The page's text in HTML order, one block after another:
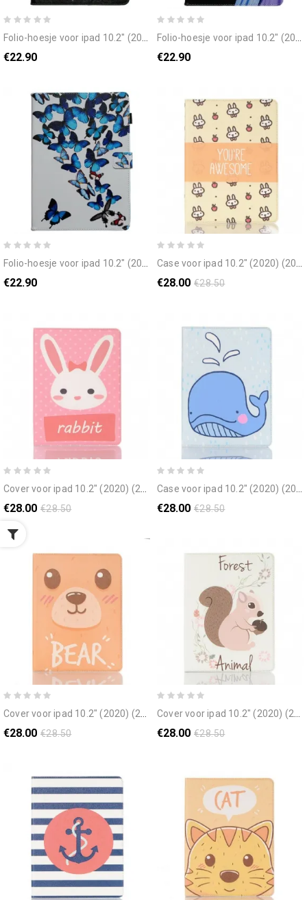
folio-hoesje voor ipad 10.2" (2020) (2019) / air 10.5" / pro 10.5" raak mijn pad niet aan
€22.90
folio-hoesje voor ipad 10.2" (2020) (2019) / air 10.5" / pro 10.5" bloemkleur
€22.90
folio-hoesje voor ipad 10.2" (2020) (2019) / air 10.5" / pro 10.5" vlinders tijdens de vlucht
€22.90
case voor ipad 10.2" (2020) (2019) / air 10.5" / pro 10.5" je bent geweldig
€28.00 €28.50
cover voor ipad 10.2" (2020) (2019) / air 10.5" / pro 10.5" konijn
€28.00 €28.50
case voor ipad 10.2" (2020) (2019) / air 10.5" / pro 10.5" walvis
€28.00 €28.50
cover voor ipad 10.2" (2020) (2019) / air 10.5" / pro 10.5" beer
€28.00 €28.50
cover voor ipad 10.2" (2020) (2019) / air 10.5" / pro 10.5" eekhoorns
€28.00 €28.50